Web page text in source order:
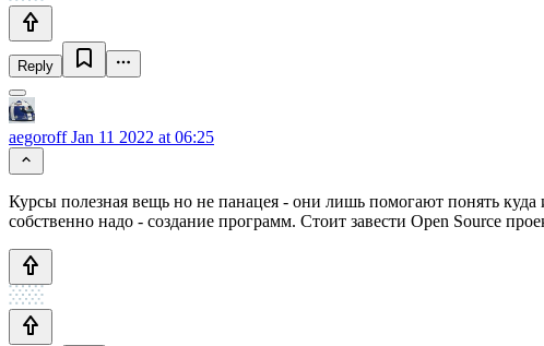
Reply
aegoroffJan 11 2022 at 06:25
Курсы полезная вещь но не панацея - они лишь помогают понять куда
собственно надо - создание программ. Стоит завести Open Source